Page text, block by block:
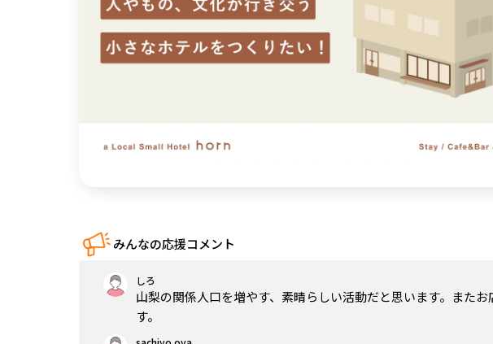
九州・沖縄 福岡 佐賀
みんなの応援コメント
しろ
山梨の関係人口を増やす、素晴らしい活動だと思います。また
す。